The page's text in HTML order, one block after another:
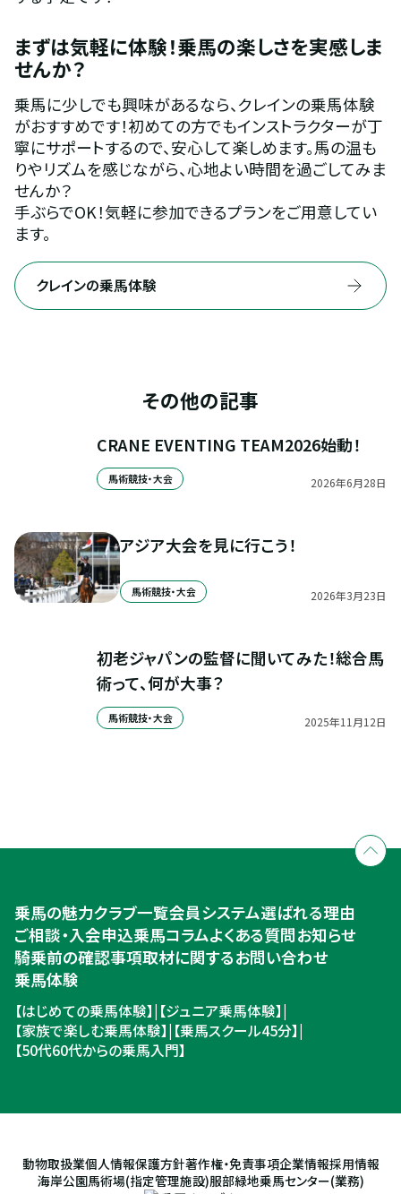
まずは気軽に体験！乗馬の楽しさを実感しま
せんか？
乗馬に少しでも興味があるなら、クレインの乗馬体験
がおすすめです！初めての方でもインストラクターが丁
寧にサポートするので、安心して楽しめます。馬の温も
りやリズムを感じながら、心地よい時間を過ごしてみま
せんか？
手ぶらでOK！気軽に参加できるプランをご用意してい
ます。
クレインの乗馬体験
その他の記事
CRANE EVENTING TEAM2026始動！
馬術競技・大会 2026年6月28日
アジア大会を見に行こう！
馬術競技・大会 2026年3月23日
初老ジャパンの監督に聞いてみた！総合馬
術って、何が大事？
馬術競技・大会 2025年11 月12日
入会のご相談・申込
ご相談・入会申込
乗馬の魅力クラブ一覧会員システム選ばれる理由
ご相談・入会申込乗馬コラムよくある質問お知らせ
騎乗前の確認事項取材に関するお問い合わせ
乗馬体験
【はじめての乗馬体験】| 【ジュニア乗馬体験】|
【家族で楽しむ乗馬体験】| 【乗馬スクール45分】|
【50代60代からの乗馬入門】
動物取扱業個人情報保護方針著作権・免責事項企業情報採用情報
海岸公園馬術場(指定管理施設)服部緑地乗馬センター(業務)